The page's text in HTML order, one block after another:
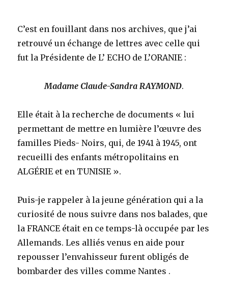
C’est en fouillant dans nos archives, que j’ai
retrouvé un échange de lettres avec celle qui
fut la Présidente de L’ ECHO de L’ORANIE :
Madame Claude-Sandra RAYMOND.
Elle était à la recherche de documents « lui
permettant de mettre en lumière l’œuvre des
familles Pieds- Noirs, qui, de 1941 à 1945, ont
recueilli des enfants métropolitains en
ALGÉRIE et en TUNISIE ».
Puis-je rappeler à la jeune génération qui a la
curiosité de nous suivre dans nos balades, que
la FRANCE était en ce temps-là occupée par les
Allemands. Les alliés venus en aide pour
repousser l’envahisseur furent obligés de
bombarder des villes comme Nantes .